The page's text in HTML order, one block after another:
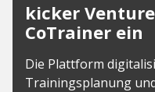
kicker
CoTrainer ein
Die Plattform
Trainingsplanung